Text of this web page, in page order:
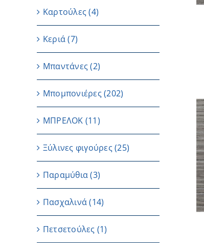
ΠΡΟΣΘΗΚΗ ΣΤΟ ΚΑΛΑΘΙ
ΛΕΠΤΟΜΕΡΕΙΕΣ
Καρτούλες (4)
Κεριά (7)
Μπαντάνες (2)
Μπομπονιέρες(202)
ΜΠΡΕΛΟΚ (11)
Ξύλινες φιγούρες(25)
Παραμύθια (3)
Πασχαλινά (14)
Πετσετούλες (1)